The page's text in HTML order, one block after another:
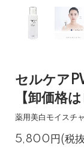
セルケア
【卸価格
薬用美白モイスチ
5,800円(税